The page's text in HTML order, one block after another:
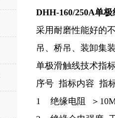
DHH-160/250A单
采用耐磨性能好的
吊、桥吊、装卸集
单极滑触线技术指
序号 指标内容 指
1 绝缘电阻 ＞